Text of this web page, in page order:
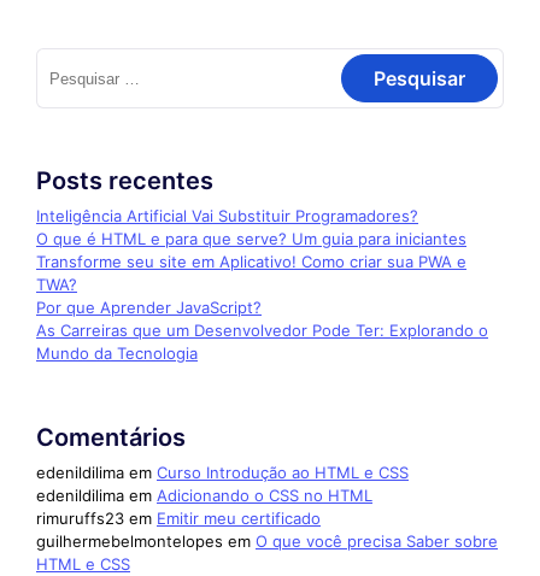
Posts recentes
Inteligência Artificial Vai Substituir Programadores?
O que é HTML e para que serve? Um guia para iniciantes
Transforme seu site em Aplicativo! Como criar sua PWA e
TWA?
Por que Aprender JavaScript?
As Carreiras que um Desenvolvedor Pode Ter: Explorando o
Mundo da Tecnologia
Comentários
edenildilima em Curso Introdução ao HTML e CSS
edenildilima em Adicionando o CSS no HTML
rimuruffs23 em Emitir meu certificado
guilhermebelmontelopes em O que você precisa Saber sobre
HTML e CSS